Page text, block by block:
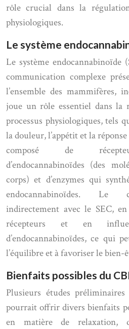
rôle crucial dans la
physiologiques.
Le système
Le système endocannabinoïde
communication complexe
l’ensemble des mammifères,
joue un rôle essentiel dans la
processus physiologiques, tels
la douleur, l’appétit et la
composé de
d’endocannabinoïdes (des
corps) et d’enzymes qui
endocannabinoïdes. Le
indirectement avec le SEC,
récepteurs et en
d’endocannabinoïdes, ce qui
l’équilibre et à favoriser le bien-
Bienfaits possibles du
Plusieurs études
pourrait offrir divers bienfaits
en matière de relaxation,